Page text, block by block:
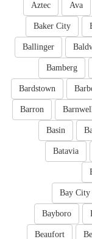
Ava
Aztec
Baker City
Ballinger
Bamberg
Bardstown
Barron
Basin
Batavia
Bay City
Bayboro
Beaufort